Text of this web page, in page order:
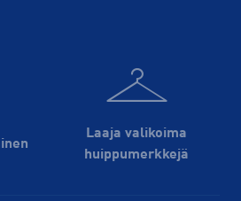
Laaja valikoima
huippu­merkkejä